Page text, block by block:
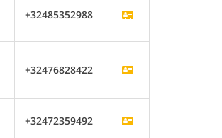
+32485352988
+32476828422
+32472359492